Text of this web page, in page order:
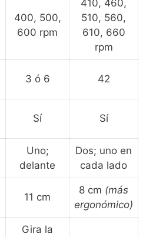
400, 500,
600 rpm
410, 460,
510, 560,
610, 660
rpm
3 ó 6 42
Sí Sí
Uno;
delante
Dos; uno en
cada lado
11 cm
8 cm (más
ergonómico)
Gira la